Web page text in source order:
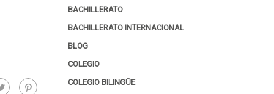
BACHILLERATO
BACHILLERATO INTERNACIONAL
BLOG
COLEGIO
COLEGIO BILINGÜE